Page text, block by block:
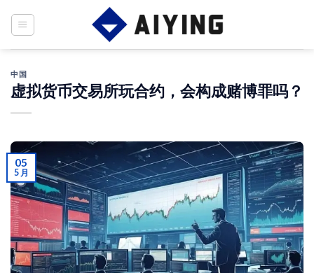
中国
虚拟货币交易所玩合约，会构成赌博罪吗？
05
5 月